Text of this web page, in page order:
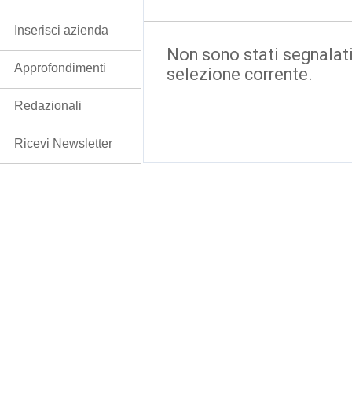
Non sono stati
selezione corrente.
Inserisci azienda
Approfondimenti
Redazionali
Ricevi Newsletter